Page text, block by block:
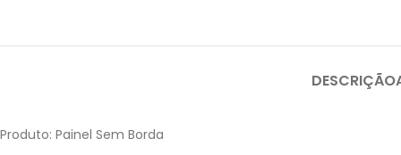
DESCRIÇÃO
Produto: Painel Sem Borda